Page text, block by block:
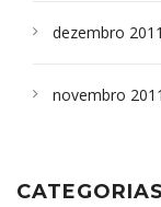
dezembro 2011
novembro 2011
CATEGORIAS